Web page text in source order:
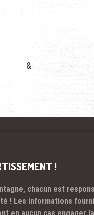
&
!
chacun est
! Les informations